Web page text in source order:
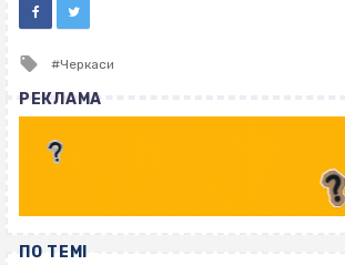
Tagged
Черкаси
РЕКЛАМА
ПО ТЕМІ